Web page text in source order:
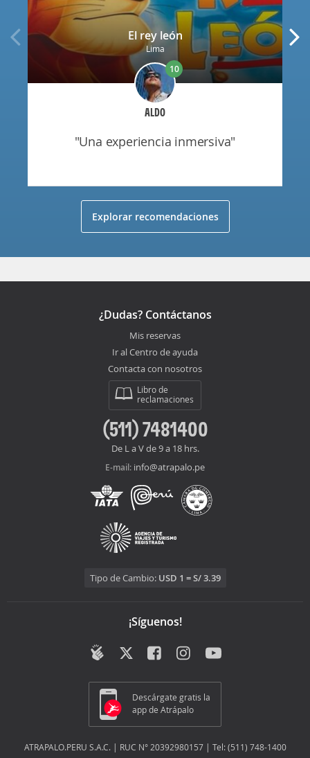
El rey león
Lima
ALDO
10
"una experiencia inmersiva"
Explorar recomendaciones
¿Dudas? Contáctanos
Mis reservas
Ir al Centro de ayuda
Contacta con nosotros
Libro de
reclamaciones
(511) 7481400
De L a V de 9 a 18 hrs.
E-mail: info@atrapalo.pe
Tipo de Cambio: USD 1 = S/ 3.39
¡Síguenos!
Descárgate gratis la
app de Atrápalo
ATRAPALO.PERU S.A.C. | RUC N° 20392980157 | Tel: (511) 748-1400